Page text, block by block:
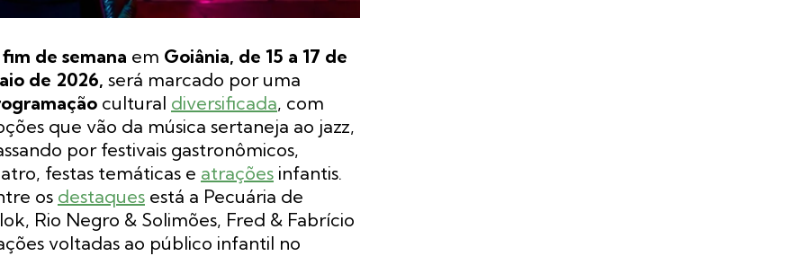
fim de semana em Goiânia, de 15 a 17 de
de 2026, será marcado por uma
cultural diversificada, com
que vão da música sertaneja ao jazz,
por festivais gastronômicos,
festas temáticas e atrações infantis.
os destaques está a Pecuária de
Rio Negro & Solimões, Fred & Fabrício
voltadas ao público infantil no